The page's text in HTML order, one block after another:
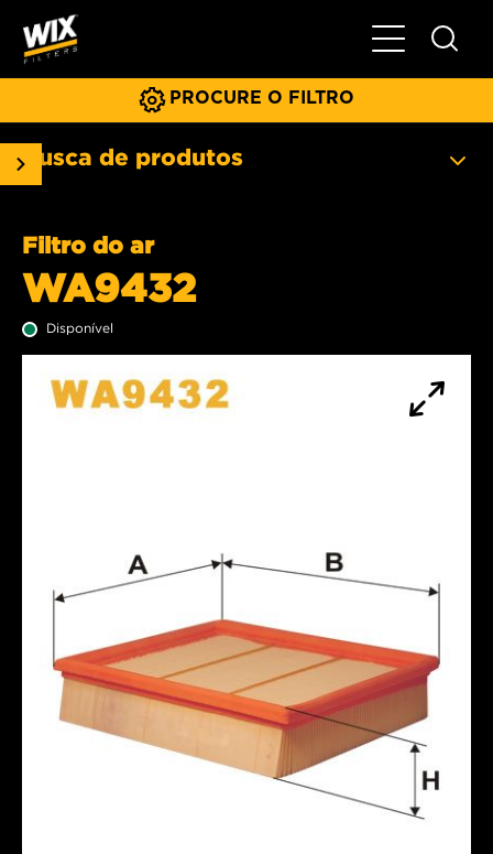
Menu
PROCURE O FILTRO
Busca de produtos
Filtro do ar
WA9432
Disponível